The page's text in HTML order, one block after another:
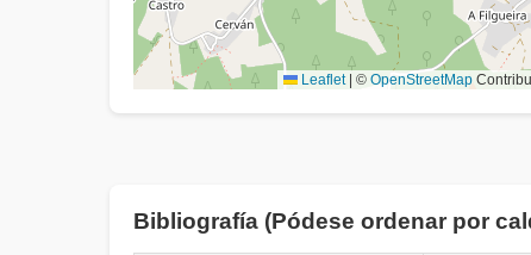
Leaflet © OpenStreetMap
Bibliografía (Pódese ordenar por